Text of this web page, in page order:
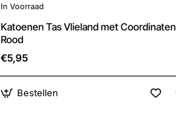
In Voorraad
Katoenen Tas Vlieland met Coordinaten
Rood
€5,95
Bestellen